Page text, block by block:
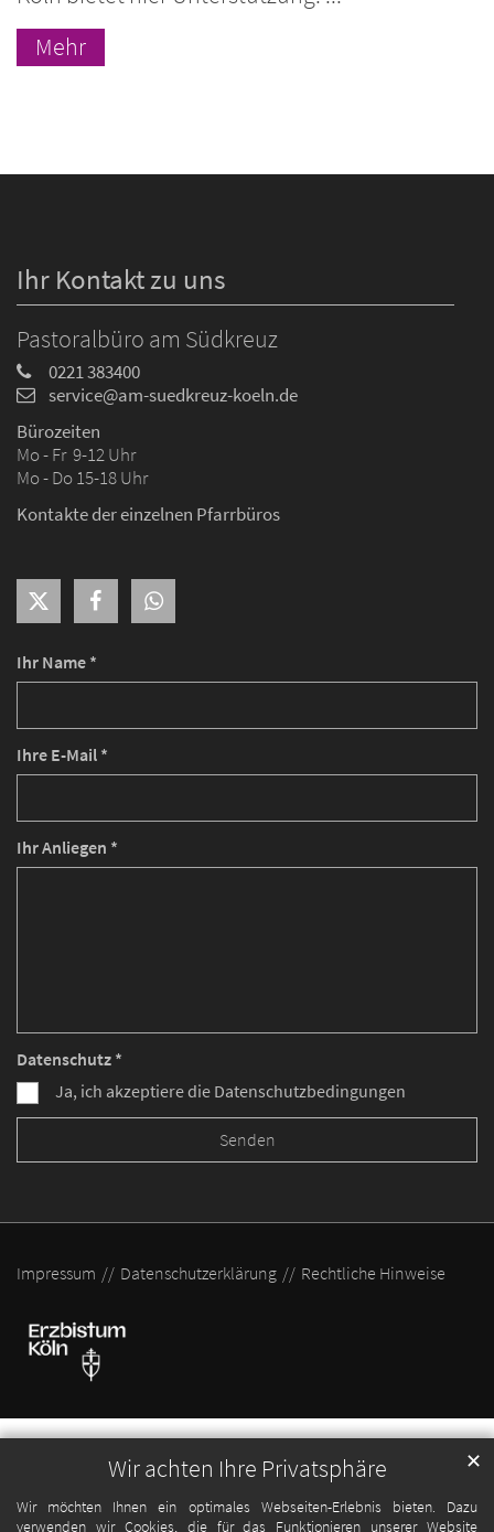
Wir achten Ihre Privatsphäre
Wir möchten Ihnen ein optimales Webseiten-Erlebnis bieten. Dazu
verwenden wir Cookies, die für das Funktionieren unserer Website
✕
Mehr
Ihr Name *
Ihre E-Mail *
Ihr Anliegen *
Datenschutz *
Ja, ich akzeptiere die Datenschutzbedingungen
Ihr Kontakt zu uns
Pastoralbüro am Südkreuz
0221 383400
service@am-suedkreuz-koeln.de
Bürozeiten
Mo - Fr 9-12 Uhr
Mo - Do 15-18 Uhr
Kontakte der einzelnen Pfarrbüros
Impressum Datenschutzerklärung Rechtliche Hinweise